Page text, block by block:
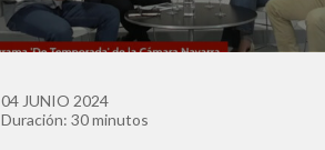
04 JUNIO 2024
Duración: 30 minutos